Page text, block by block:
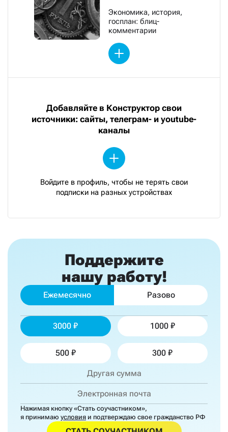
Экономика, история,
госплан: блиц-
комментарии
Добавляйте в Конструктор свои
источники: сайты, телеграм- и youtube-
каналы
Войдите в профиль, чтобы не терять свои
подписки на разных устройствах
Поддержите
нашу работу!
Ежемесячно Разово
3000 1000
500 300
Нажимая кнопку «Стать соучастником»,
я принимаю условия и подтверждаю свое гражданство РФ